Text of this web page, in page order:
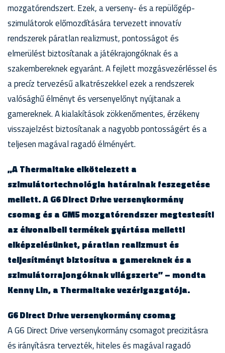
mozgatórendszert. Ezek, a verseny- és a repülőgép-
szimulátorok előmozdítására tervezett innovatív
rendszerek páratlan realizmust, pontosságot és
elmerülést biztosítanak a játékrajongóknak és a
szakembereknek egyaránt. A fejlett mozgásvezérléssel és
a precíz tervezésű alkatrészekkel ezek a rendszerek
valósághű élményt és versenyelőnyt nyújtanak a
gamereknek. A kialakítások zökkenőmentes, érzékeny
visszajelzést biztosítanak a nagyobb pontosságért és a
teljesen magával ragadó élményért.
„A Thermaltake elkötelezett a
szimulátortechnológia határainak feszegetése
mellett. A G6 Direct Drive versenykormány
csomag és a GM5 mozgatórendszer megtestesíti
az élvonalbeli termékek gyártása melletti
elképzelésünket, páratlan realizmust és
teljesítményt biztosítva a gamereknek és a
szimulátorrajongóknak világszerte” – mondta
Kenny Lin, a Thermaltake vezérigazgatója.
G6 Direct Drive versenykormány csomag
A G6 Direct Drive versenykormány csomagot precizitásra
és irányításra tervezték, hiteles és magával ragadó